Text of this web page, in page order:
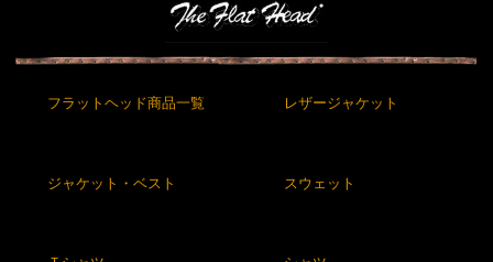
フラットヘッド商品一覧 レザージャケット
ジャケット・ベスト スウェット